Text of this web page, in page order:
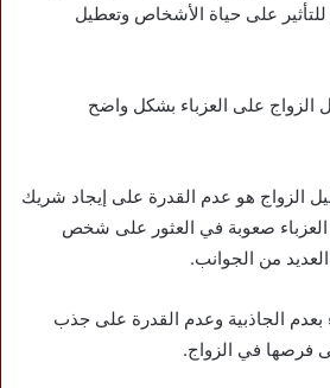
على حياة الأشخاص وتعطيل
على العزباء بشكل واضح
الزواج هو عدم القدرة على إيجاد شريك
صعوبة في العثور على شخص
من الجوانب.
بعدم الجاذبية وعدم القدرة على جذب
فرصها في الزواج.